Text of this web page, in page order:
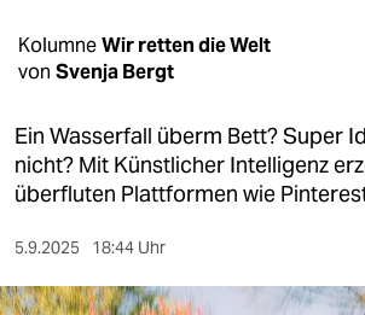
gesellschaft
kultur
sport
berlin
nord
KolumneWir retten die Welt
von Svenja Bergt
Ein Wasserfall überm Bett? Super
nicht? Mit Künstlicher Intelligenz
überfluten Plattformen wie
5.9.2025 18:44 Uhr